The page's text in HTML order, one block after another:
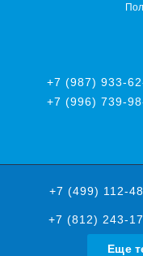
+7 (987) 933-
+7 (996) 739-
+7 (499) 112-
+7 (812) 243-
Еще